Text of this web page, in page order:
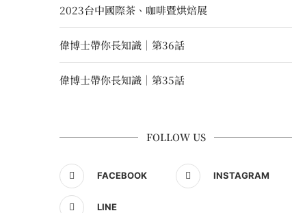
2023台中國際茶、咖啡暨烘焙展
偉博士帶你長知識｜第36話
偉博士帶你長知識｜第35話
FOLLOW US
FACEBOOK INSTAGRAM
LINE